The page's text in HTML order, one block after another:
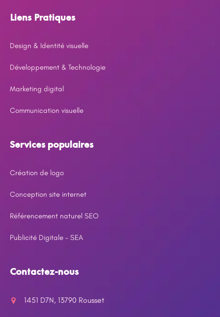
Liens Pratiques
Design & Identité visuelle
Développement & Technologie
Marketing digital
Communication visuelle
Services populaires
Création de logo
Conception site internet
Référencement naturel SEO
Publicité Digitale – SEA
Contactez-nous
1451 D7N, 13790 Rousset